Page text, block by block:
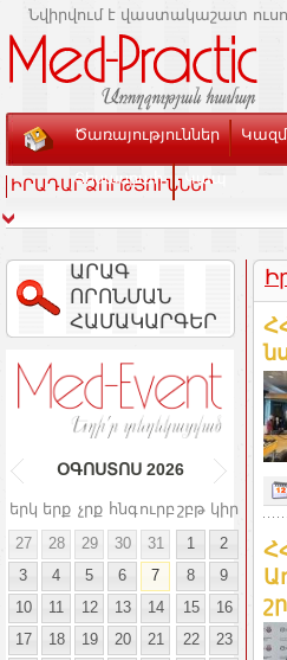
Նվիրվում է վաստակաշատ
Ծառայություններ
Տեսասրահ Կապ
ԻՐԱԴԱՐՁՈՒԹՅՈՒՆՆԵՐ
ԱՐԱԳ
ՈՐՈՆՄԱՆ
ՀԱՄԱԿԱՐԳԵՐ
ՕԳՈՍՏՈՍ 2026
երկ երք չրք հնգուրբ շբթ կիր
27
28 29 30 31 1
2
3
4 5 6 7 8
9
10
11 12 13 14 15
16
17
18 19 20 21 22
23